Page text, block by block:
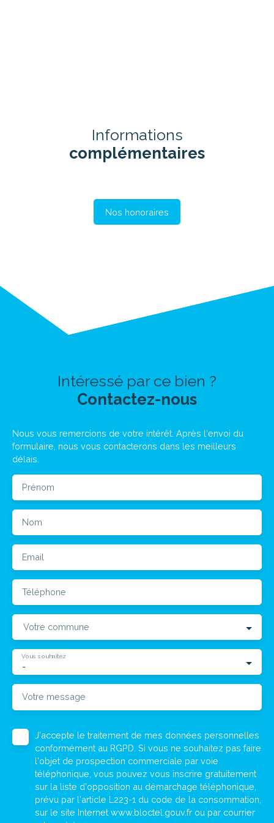
Informations
complémentaires
Nos honoraires
Intéressé par ce bien ?
Contactez-nous
Nous vous remercions de votre intérêt. Après l'envoi du
formulaire, nous vous contacterons dans les meilleurs
délais.
Prénom
Nom
Email
Téléphone
Votre commune
-
Vous souhaitez
Votre message
J'accepte le traitement de mes données personnelles
conformément au RGPD. Si vous ne souhaitez pas faire
l'objet de prospection commerciale par voie
téléphonique, vous pouvez vous inscrire gratuitement
sur la liste d'opposition au démarchage téléphonique,
prévu par l'article L223-1 du code de la consommation,
sur le site Internet www.bloctel.gouv.fr ou par courrier